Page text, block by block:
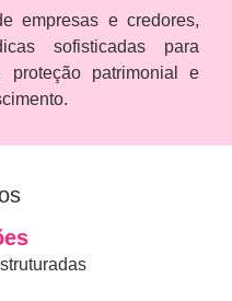
empresas e credores,
sofisticadas para
proteção patrimonial e